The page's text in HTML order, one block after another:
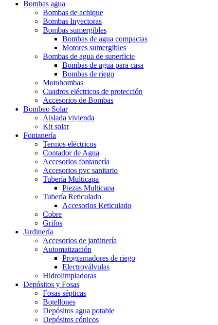
Bombas agua
Bombas de achique
Bombas Inyectoras
Bombas sumergibles
Bombas de agua compactas
Motores sumergibles
Bombas de agua de superficie
Bombas de agua para casa
Bombas de riego
Motobombas
Cuadros eléctricos de protección
Accesorios de Bombas
Bombeo Solar
Aislada vivienda
Kit solar
Fontanería
Termos eléctricos
Contador de Agua
Accesorios fontanería
Accesorios pvc sanitario
Tubería Multicapa
Piezas Multicapa
Tubería Reticulado
Accesorios Reticulado
Cobre
Grifos
Jardinería
Accesorios de jardinería
Automatización
Programadores de riego
Electroválvulas
Hidrolimpiadoras
Depósitos y Fosas
Fosas sépticas
Botellones
Depósitos agua potable
Depósitos cónicos